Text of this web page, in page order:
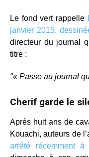
Le fond vert rappelle
janvier 2015,
directeur du journal
titre :
« Passe au journal
Cherif garde le
Après huit ans de
Kouachi, auteurs de
arrêté récemment à